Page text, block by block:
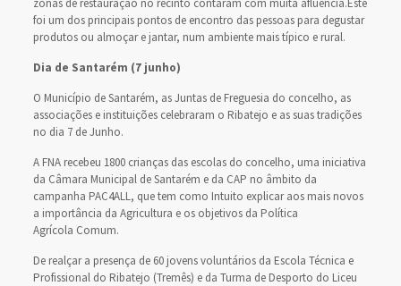
zonas de restauração no recinto contaram com muita afluência.Este
foi um dos principais pontos de encontro das pessoas para degustar
produtos ou almoçar e jantar, num ambiente mais típico e rural.
Dia de Santarém (7 junho)
O Município de Santarém, as Juntas de Freguesia do concelho, as
associações e instituições celebraram o Ribatejo e as suas tradições
no dia 7 de Junho.
A FNA recebeu 1800 crianças das escolas do concelho, uma iniciativa
da Câmara Municipal de Santarém e da CAP no âmbito da
campanha PAC4ALL, que tem como Intuito explicar aos mais novos
a importância da Agricultura e os objetivos da Política
Agrícola Comum.
De realçar a presença de 60 jovens voluntários da Escola Técnica e
Profissional do Ribatejo (Tremês) e da Turma de Desporto do Liceu